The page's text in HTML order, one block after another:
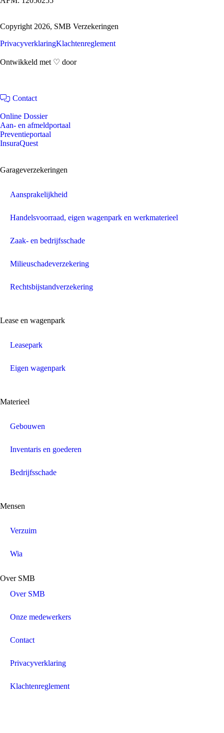
Copyright 2026, SMB Verzekeringen
PrivacyverklaringKlachtenreglement
Ontwikkeld met ♡ door
Contact
Online Dossier
Aan- en afmeldportaal
Preventieportaal
InsuraQuest
Garageverzekeringen
Aansprakelijkheid
Handelsvoorraad, eigen wagenpark en werkmaterieel
Zaak- en bedrijfsschade
Milieuschadeverzekering
Rechtsbijstandverzekering
Lease en wagenpark
Leasepark
Eigen wagenpark
Materieel
Gebouwen
Inventaris en goederen
Bedrijfsschade
Mensen
Verzuim
Wia
Over SMB
Over SMB
Onze medewerkers
Contact
Privacyverklaring
Klachtenreglement